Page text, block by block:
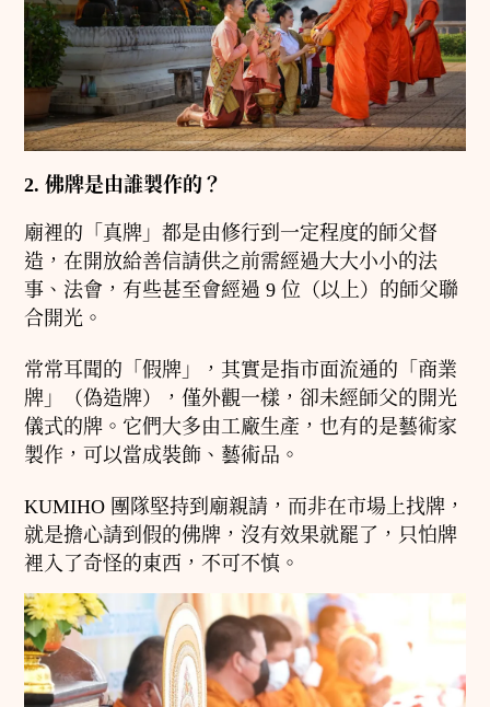
2. 佛牌是由誰製作的？
廟裡的「真牌」都是由修行到一定程度的師父督
造，在開放給善信請供之前需經過大大小小的法
事、法會，有些甚至會經過 9 位（以上）的師父聯
合開光。
常常耳聞的「假牌」，其實是指市面流通的「商業
牌」（偽造牌），僅外觀一樣，卻未經師父的開光
儀式的牌。它們大多由工廠生產，也有的是藝術家
製作，可以當成裝飾、藝術品。
KUMIHO 團隊堅持到廟親請，而非在市場上找牌，
就是擔心請到假的佛牌，沒有效果就罷了，只怕牌
裡入了奇怪的東西，不可不慎。